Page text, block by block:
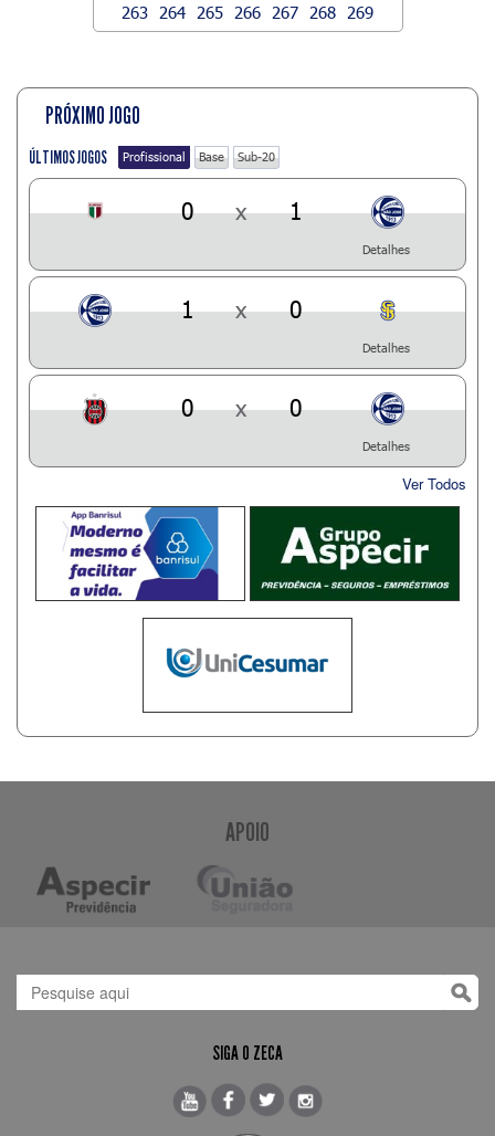
263
264 265 266 267 268 269
PRÓXIMO JOGO
ÚLTIMOS JOGOS Profissional Base Sub-20
0 x 1
Detalhes
1 x 0
Detalhes
0 x 0
Detalhes
Ver Todos
APOIO
SIGA O ZECA